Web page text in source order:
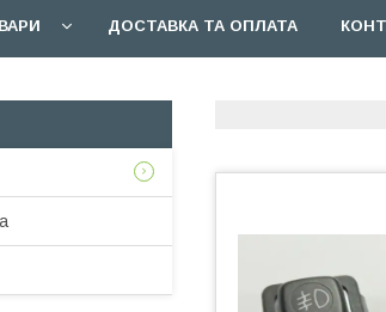
ДОСТАВКА ТА ОПЛАТА